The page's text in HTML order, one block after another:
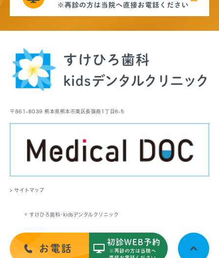
〒861-8039 熊本県熊本市東区長嶺南1丁目6-5
> サイトマップ
© すけひろ歯科･kidsデンタルクリニック